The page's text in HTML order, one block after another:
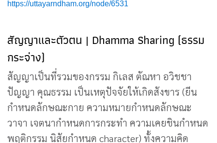
https://uttayarndham.org/node/6531
สัญญาและตัวตน | Dhamma Sharing (ธรรม
กระจ่าง)
สัญญาเป็นที่รวมของกรรม กิเลส ตัณหา อวิชชา
ปัญญา คุณธรรม เป็นเหตุปัจจัยให้เกิดสังขาร (ยีน
กำหนดลักษณะกาย ความหมายกำหนดลักษณะ
วาจา เจตนากำหนดการกระทำ ความเคยชินกำหนด
พฤติกรรม นิสัยกำหนด character) ทั้งความคิด